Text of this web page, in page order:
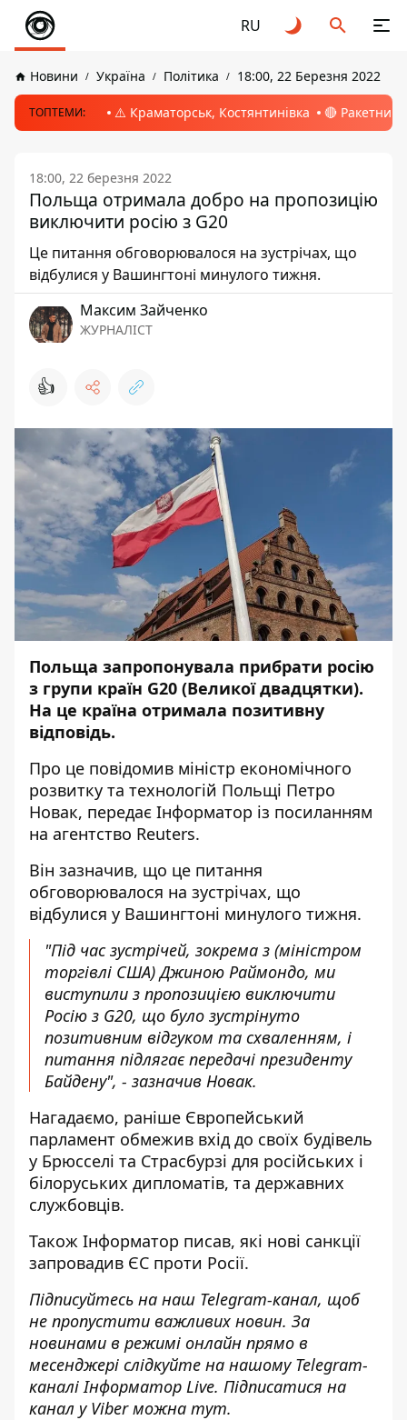
RU
Новини Україна Політика 18:00, 22 Березня 2022
ТОПТЕМИ: ⚠️ Краматорськ, Костянтинівка 🔴 Ракетний
18:00, 22 березня 2022
Польща отримала добро на пропозицію
виключити росію з G20
Це питання обговорювалося на зустрічах, що
відбулися у Вашингтоні минулого тижня.
Максим Зайченко
ЖУРНАЛІСТ
👍
Польща запропонувала прибрати росію
з групи країн G20 (Великої двадцятки).
На це країна отримала позитивну
відповідь.
Про це повідомив міністр економічного
розвитку та технологій Польщі Петро
Новак, передає Інформатор із посиланням
на агентство Reuters.
Він зазначив, що це питання
обговорювалося на зустрічах, що
відбулися у Вашингтоні минулого тижня.
"Під час зустрічей, зокрема з (міністром
торгівлі США) Джиною Раймондо, ми
виступили з пропозицією виключити
Росію з G20, що було зустрінуто
позитивним відгуком та схваленням, і
питання підлягає передачі президенту
Байдену", - зазначив Новак.
Нагадаємо, раніше Європейський
парламент обмежив вхід до своїх будівель
у Брюсселі та Страсбурзі для російських і
білоруських дипломатів, та державних
службовців.
Також Інформатор писав, які нові санкції
запровадив ЄС проти Росії.
Підписуйтесь на наш Telegram-канал, щоб
не пропустити важливих новин. За
новинами в режимі онлайн прямо в
месенджері слідкуйте на нашому Telegram-
каналіІнформатор Live. Підписатися на
канал у Viber можна тут.